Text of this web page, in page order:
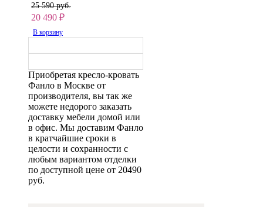
25 590 руб.
20 490 ₽
В корзину
Приобретая кресло-кровать
Фанло в Москве от
производителя, вы так же
можете недорого заказать
доставку мебели домой или
в офис. Мы доставим Фанло
в кратчайшие сроки в
целости и сохранности с
любым вариантом отделки
по доступной цене от 20490
руб.